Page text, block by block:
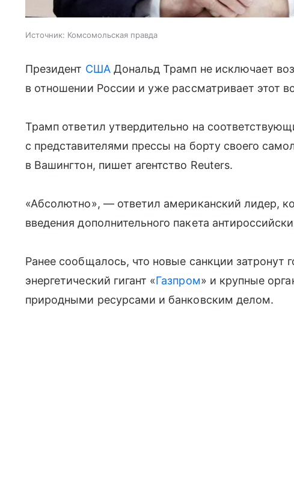
Источник: Комсомольская правда
Президент СШАДональд Трамп не исключает
в отношении России и уже рассматривает этот
Трамп ответил утвердительно на
с представителями прессы на борту своего
в Вашингтон, пишет агентство Reuters.
«Абсолютно», — ответил американский лидер,
введения дополнительного пакета
Ранее сообщалось, что новые санкции затронут
энергетический гигант «Газпром» и крупные
природными ресурсами и банковским делом.